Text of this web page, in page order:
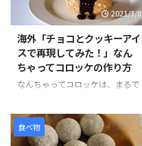
2021/3/8
海外「チョコとクッキーアイ
スで再現してみた！」なん
ちゃってコロッケの作り方
なんちゃってコロッケは、まるで
ロッケにはクッキーアイスクリー
ム、ソースにはチョコレートをか
けてた見た目にもそっくりなスイ
食べ物